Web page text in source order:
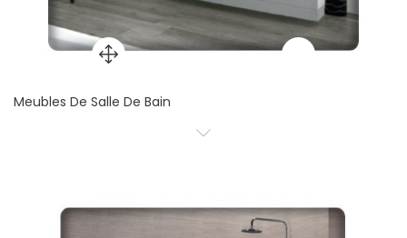
Meubles De Salle De Bain